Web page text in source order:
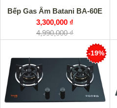
Bếp Gas Âm Batani BA-60E
3,300,000 ₫
4,990,000 ₫
-19%